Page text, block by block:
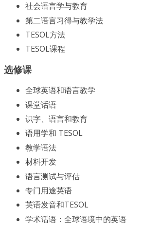
社会语言学与教育
第二语言习得与教学法
TESOL方法
TESOL课程
选修课
全球英语和语言教学
课堂话语
识字、语言和教育
语用学和 TESOL
教学语法
材料开发
语言测试与评估
专门用途英语
英语发音和TESOL
学术话语：全球语境中的英语